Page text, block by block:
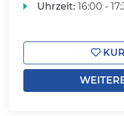
Uhrzeit: 16:00 -